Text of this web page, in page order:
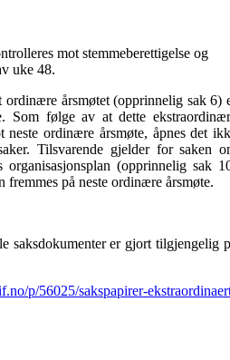
mot stemmeberettigelse og
uke 48.
årsmøtet (opprinnelig sak 6)
Som følge av at dette
neste ordinære årsmøte, åpnes det
Tilsvarende gjelder for saken
organisasjonsplan (opprinnelig sak
fremmes på neste ordinære årsmøte.
saksdokumenter er gjort tilgjengelig
p/56025/sakspapirer-